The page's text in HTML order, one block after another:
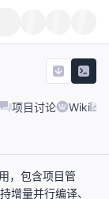
项目讨论 Wiki
，包含项目管
增量并行编译、